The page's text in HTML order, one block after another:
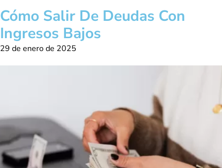
Cómo Salir De Deudas Con
Ingresos Bajos
29 de enero de 2025